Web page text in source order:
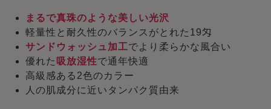
まるで真珠のような美しい光沢
軽量性と耐久性のバランスがとれた19匁
サンドウォッシュ加工でより柔らかな風合い
優れた 吸放湿性で通年快適
高級感ある2色のカラー
人の肌成分に近いタンパク質由来